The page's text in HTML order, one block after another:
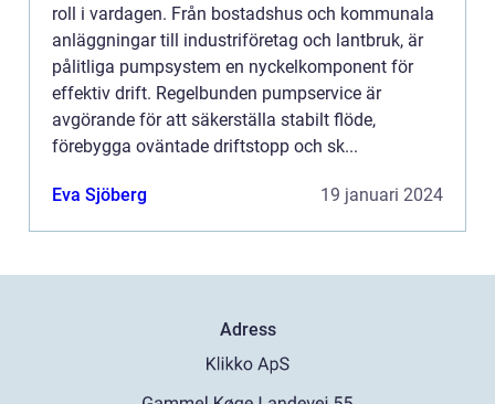
roll i vardagen. Från bostadshus och kommunala
anläggningar till industriföretag och lantbruk, är
pålitliga pumpsystem en nyckelkomponent för
effektiv drift. Regelbunden pumpservice är
avgörande för att säkerställa stabilt flöde,
förebygga oväntade driftstopp och sk...
Eva Sjöberg 19 januari 2024
Adress